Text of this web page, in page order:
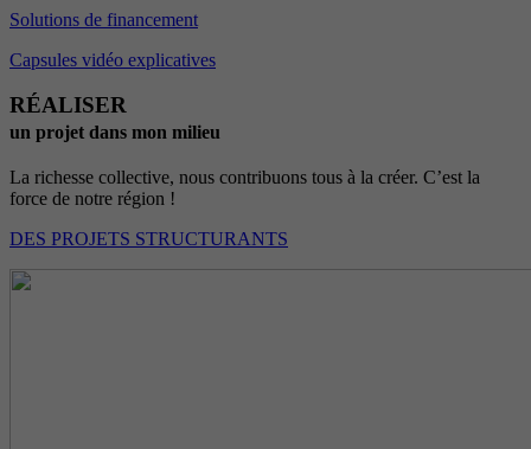
Solutions de financement
Capsules vidéo explicatives
RÉALISER
un projet dans mon milieu
La richesse collective, nous contribuons tous à la créer. C’est la
force de notre région !
DES PROJETS STRUCTURANTS